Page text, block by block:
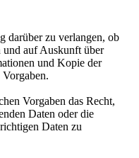
darüber zu verlangen, ob
und auf Auskunft über
und Kopie der
Vorgaben das Recht,
Daten oder die
Daten zu